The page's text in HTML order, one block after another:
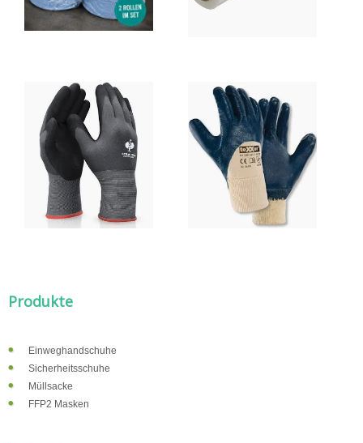
Produkte
Einweghandschuhe
Sicherheitsschuhe
Müllsacke
FFP2 Masken